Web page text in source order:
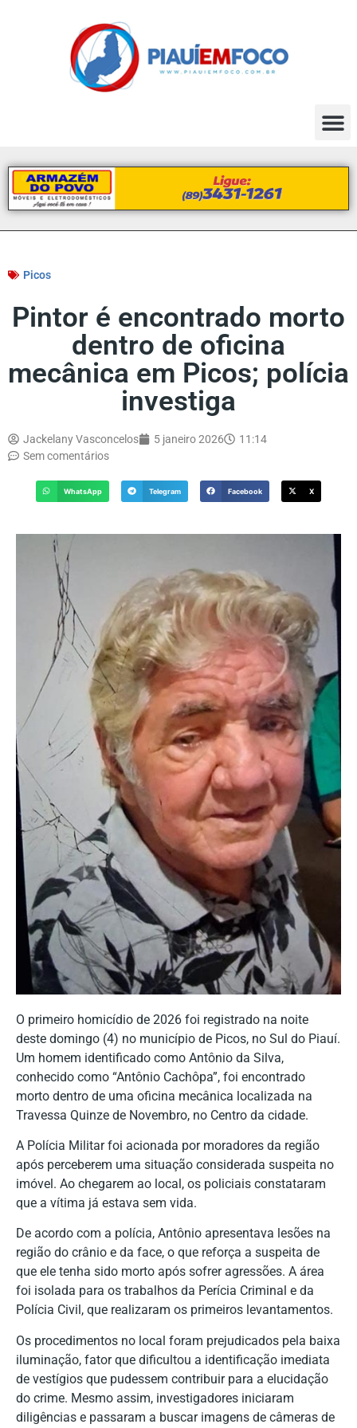
Picos
Pintor é encontrado morto
dentro de oficina
mecânica em Picos; polícia
investiga
Jackelany Vasconcelos 5 janeiro 2026
11:14
Sem comentários
WhatsApp Telegram Facebook X
O primeiro homicídio de 2026 foi registrado na noite
deste domingo (4) no município de Picos, no Sul do Piauí.
Um homem identificado como Antônio da Silva,
conhecido como “Antônio Cachôpa”, foi encontrado
morto dentro de uma oficina mecânica localizada na
Travessa Quinze de Novembro, no Centro da cidade.
A Polícia Militar foi acionada por moradores da região
após perceberem uma situação considerada suspeita no
imóvel. Ao chegarem ao local, os policiais constataram
que a vítima já estava sem vida.
De acordo com a polícia, Antônio apresentava lesões na
região do crânio e da face, o que reforça a suspeita de
que ele tenha sido morto após sofrer agressões. A área
foi isolada para os trabalhos da Perícia Criminal e da
Polícia Civil, que realizaram os primeiros levantamentos.
Os procedimentos no local foram prejudicados pela baixa
iluminação, fator que dificultou a identificação imediata
de vestígios que pudessem contribuir para a elucidação
do crime. Mesmo assim, investigadores iniciaram
diligências e passaram a buscar imagens de câmeras de